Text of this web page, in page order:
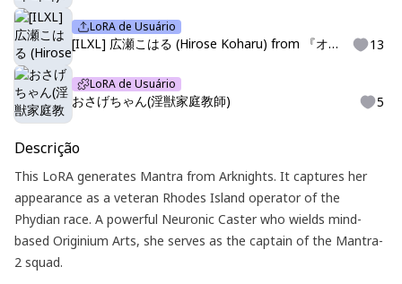
LoRA de Usuário
[ILXL] 広瀬こはる (Hirose Koharu) from 『オルタナティブガールズ２(Alternative Girls 2)』 13
LoRA de Usuário
おさげちゃん(淫獣家庭教師) 5
Descrição
This LoRA generates Mantra from Arknights. It captures her
appearance as a veteran Rhodes Island operator of the
Phydian race. A powerful Neuronic Caster who wields mind-
based Originium Arts, she serves as the captain of the Mantra-
2 squad.